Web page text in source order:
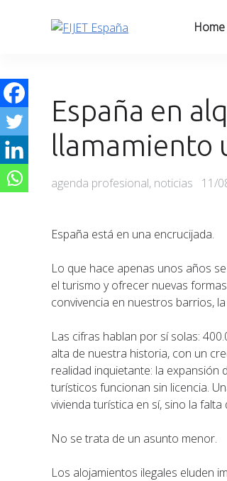
Home
España en
llamamiento
Categories
agenda profesional, noticias 11/
España está en una encrucijada.
Lo que hace apenas unos años
el turismo y ofrecer nuevas
convivencia en nuestros barrios,
Las cifras hablan por sí solas:
alta de nuestra historia, con un
realidad inquietante: la expansión
turísticos funcionan sin licencia.
vivienda turística en sí, sino la
No se trata de un asunto menor.
Los alojamientos ilegales eluden